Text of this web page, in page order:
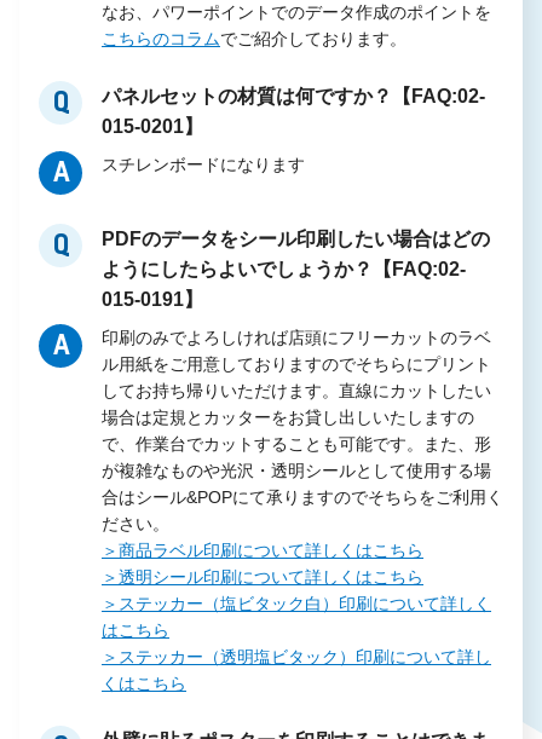
なお、パワーポイントでのデータ作成のポイントを
こちらのコラムでご紹介しております。
Q
パネルセットの材質は何ですか？【FAQ:02-
015-0201】
A スチレンボードになります
Q
PDFのデータをシール印刷したい場合はどの
ようにしたらよいでしょうか？【FAQ:02-
015-0191】
A
印刷のみでよろしければ店頭にフリーカットのラベ
ル用紙をご用意しておりますのでそちらにプリント
してお持ち帰りいただけます。直線にカットしたい
場合は定規とカッターをお貸し出しいたしますの
で、作業台でカットすることも可能です。また、形
が複雑なものや光沢・透明シールとして使用する場
合はシール&POPにて承りますのでそちらをご利用く
ださい。
＞商品ラベル印刷について詳しくはこちら
＞透明シール印刷について詳しくはこちら
＞ステッカー（塩ビタック白）印刷について詳しく
はこちら
＞ステッカー（透明塩ビタック）印刷について詳し
くはこちら